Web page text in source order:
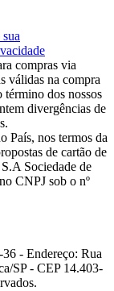
compras via
válidas na compra
término dos nossos
divergências de
País, nos termos da
de cartão de
Sociedade de
CNPJ sob o nº
- Endereço: Rua
SP - CEP 14.403-